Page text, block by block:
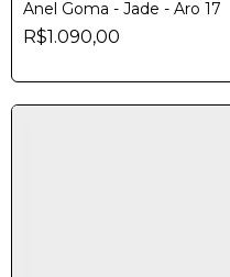
Anel Goma - Jade - Aro 17
R$1.090,00